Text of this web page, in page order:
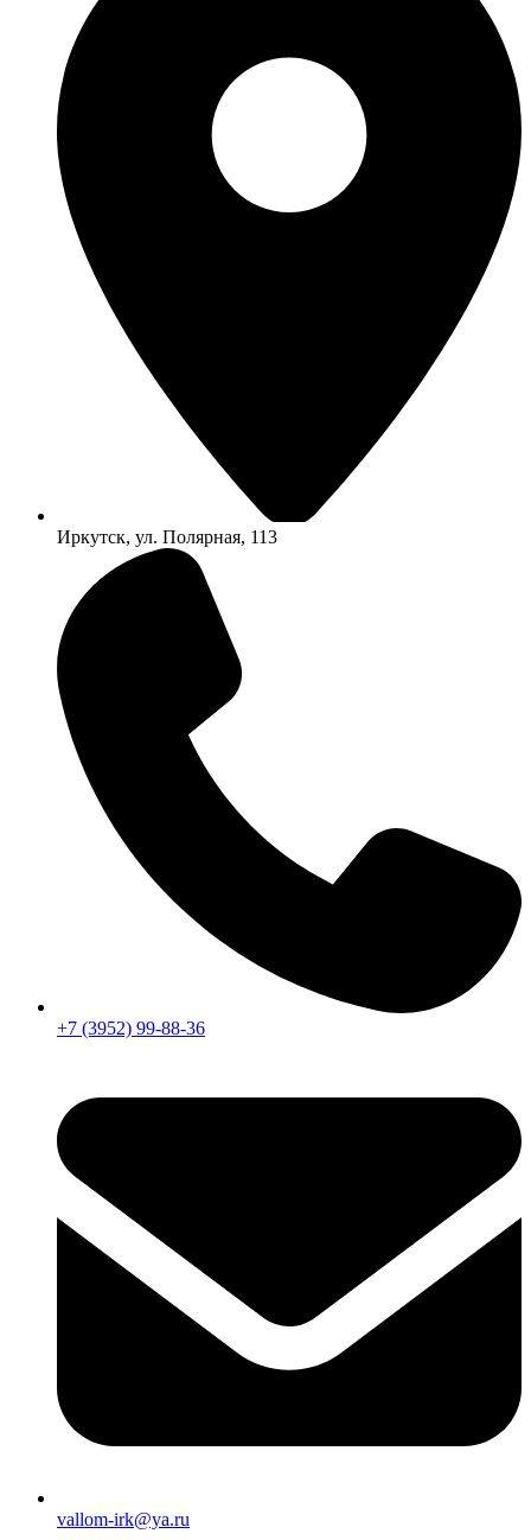
Иркутск, ул. Полярная, 113
+7 (3952) 99-88-36
vallom-irk@ya.ru